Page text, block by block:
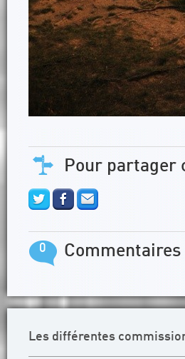
Pour partager
0 Commentaires
Les différentes